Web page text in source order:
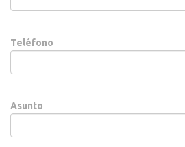
Teléfono
Asunto